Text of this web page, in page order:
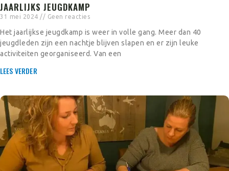
JAARLIJKS JEUGDKAMP
31 mei 2024 Geen reacties
Het jaarlijkse jeugdkamp is weer in volle gang. Meer dan 40
jeugdleden zijn een nachtje blijven slapen en er zijn leuke
activiteiten georganiseerd. Van een
LEES VERDER